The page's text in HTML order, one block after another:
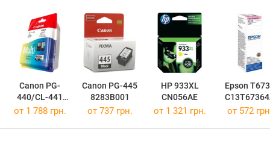
Canon PG-
440/CL-441
MULTI
Canon PG-445
8283B001
HP 933XL
CN056AE
Epson
от 1 788 грн. от 737 грн. от 1 321 грн. от 572